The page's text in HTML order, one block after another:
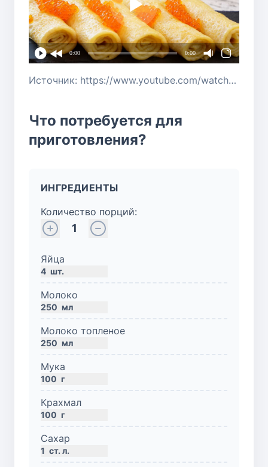
0:00 0:00
Источник: https://www.youtube.com/watch?v=e-ieJ0jIg_0
Что потребуется для
приготовления?
ИНГРЕДИЕНТЫ
Количество порций:
1
Яйца
4 шт.
Молоко
250 мл
Молоко топленое
250 мл
Мука
100 г
Крахмал
100 г
Сахар
1 ст. л.